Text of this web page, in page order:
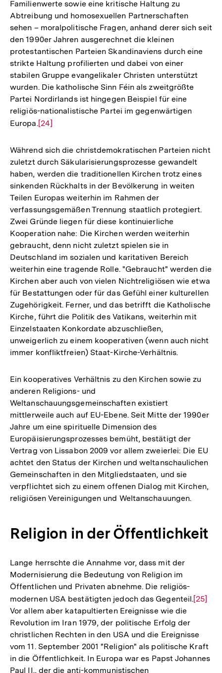
Familienwerte sowie eine kritische Haltung zu
Abtreibung und homosexuellen Partnerschaften
sehen – moralpolitische Fragen, anhand derer sich seit
den 1990er Jahren ausgerechnet die kleinen
protestantischen Parteien Skandinaviens durch eine
strikte Haltung profilierten und dabei von einer
stabilen Gruppe evangelikaler Christen unterstützt
wurden. Die katholische Sinn Féin als zweitgrößte
Partei Nordirlands ist hingegen Beispiel für eine
religiös-nationalistische Partei im gegenwärtigen
Europa.Zur
der
Fußnote
[24]
Während sich die christdemokratischen Parteien nicht
zuletzt durch Säkularisierungsprozesse gewandelt
haben, werden die traditionellen Kirchen trotz eines
sinkenden Rückhalts in der Bevölkerung in weiten
Teilen Europas weiterhin im Rahmen der
verfassungsgemäßen Trennung staatlich protegiert.
Zwei Gründe liegen für diese kontinuierliche
Kooperation nahe: Die Kirchen werden weiterhin
gebraucht, denn nicht zuletzt spielen sie in
Deutschland im sozialen und karitativen Bereich
weiterhin eine tragende Rolle. "Gebraucht" werden die
Kirchen aber auch von vielen Nichtreligiösen wie etwa
für Bestattungen oder für das Gefühl einer kulturellen
Zugehörigkeit. Ferner, und das betrifft die Katholische
Kirche, führt die Politik des Vatikans, weiterhin mit
Einzelstaaten Konkordate abzuschließen,
unweigerlich zu einem kooperativen (wenn auch nicht
immer konfliktfreien) Staat-Kirche-Verhältnis.
Ein kooperatives Verhältnis zu den Kirchen sowie zu
anderen Religions- und
Weltanschauungsgemeinschaften existiert
mittlerweile auch auf EU-Ebene. Seit Mitte der 1990er
Jahre um eine spirituelle Dimension des
Europäisierungsprozesses bemüht, bestätigt der
Vertrag von Lissabon 2009 vor allem zweierlei: Die EU
achtet den Status der Kirchen und weltanschaulichen
Gemeinschaften in den Mitgliedstaaten, und sie
verpflichtet sich zu einem offenen Dialog mit Kirchen,
religiösen Vereinigungen und Weltanschauungen.
Religion in der Öffentlichkeit
Lange herrschte die Annahme vor, dass mit der
Modernisierung die Bedeutung von Religion im
Öffentlichen und Privaten abnehme. Die religiös-
modernen USA bestätigten jedoch das Gegenteil.Zur
[25]
Vor allem aber katapultierten Ereignisse wie die
Revolution im Iran 1979, der politische Erfolg der
christlichen Rechten in den USA und die Ereignisse
vom 11. September 2001 "Religion" als politische Kraft
in die Öffentlichkeit. In Europa war es Papst Johannes
Paul II., der die anti-kommunistischen